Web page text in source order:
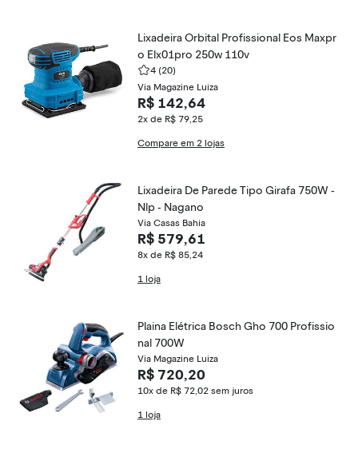
Lixadeira Orbital Profissional Eos Maxpr
o Elx01pro 250w 110v
4 (20)
Via Magazine Luiza
R$ 142,64
2x de R$ 79,25
Compare em 2 lojas
Lixadeira De Parede Tipo Girafa 750W -
Nlp - Nagano
Via Casas Bahia
R$ 579,61
8x de R$ 85,24
1 loja
Plaina Elétrica Bosch Gho 700 Profissio
nal 700W
Via Magazine Luiza
R$ 720,20
10x de R$ 72,02 sem juros
1 loja